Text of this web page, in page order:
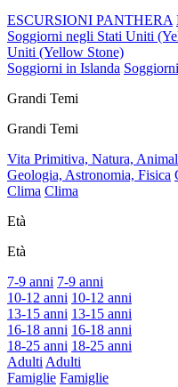
ESCURSIONI PANTHERA
Soggiorni negli Stati Uniti
Uniti (Yellow Stone)
Soggiorni in Islanda
Grandi Temi
Grandi Temi
Vita Primitiva, Natura,
Geologia, Astronomia, Fisica
Clima Clima
Età
Età
7-9 anni 7-9 anni
10-12 anni 10-12 anni
13-15 anni 13-15 anni
16-18 anni 16-18 anni
18-25 anni 18-25 anni
AdultiAdulti
Famiglie Famiglie